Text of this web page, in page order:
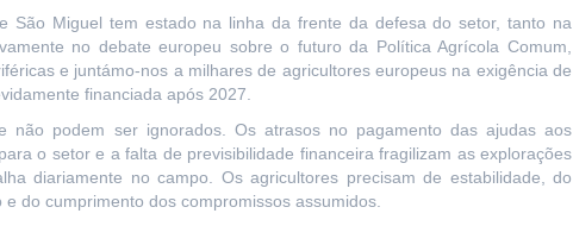
São Miguel tem estado na linha da frente da defesa do setor, tanto na
no debate europeu sobre o futuro da Política Agrícola Comum,
e juntámo-nos a milhares de agricultores europeus na exigência de
financiada após 2027.
não podem ser ignorados. Os atrasos no pagamento das ajudas aos
o setor e a falta de previsibilidade financeira fragilizam as explorações
diariamente no campo. Os agricultores precisam de estabilidade, do
do cumprimento dos compromissos assumidos.